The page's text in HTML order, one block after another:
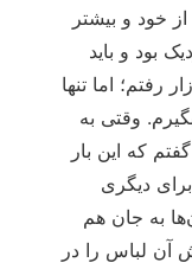
خود و بیشتر
بود و باید
رفتم؛ اما تنها
وقتی به
که این بار
دیگری
به جان هم
آن لباس را در